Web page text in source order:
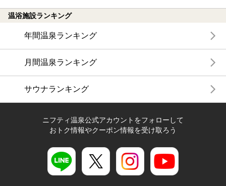
温浴施設ランキング
年間温泉ランキング
月間温泉ランキング
サウナランキング
ニフティ温泉公式アカウントをフォローして
おトク情報やクーポン情報を受け取ろう